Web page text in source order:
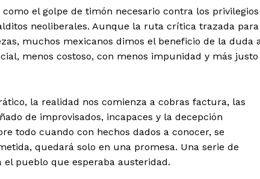
el golpe de timón necesario contra los
neoliberales. Aunque la ruta crítica trazada para
muchos mexicanos dimos el beneficio de la duda
menos costoso, con menos impunidad y más justo
la realidad nos comienza a cobras factura, las
de improvisados, incapaces y la decepción
todo cuando con hechos dados a conocer, se
quedará solo en una promesa. Una serie de
pueblo que esperaba austeridad.